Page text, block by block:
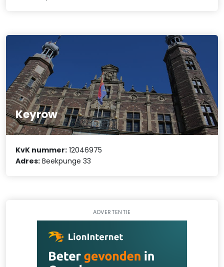
Keyrow
KvK nummer: 12046975
Adres: Beekpunge 33
ADVERTENTIE